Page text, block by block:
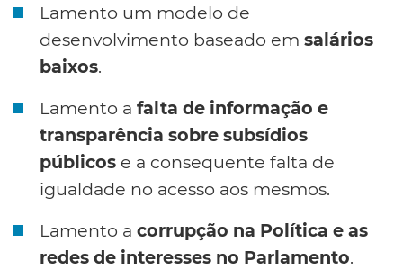
Lamento um modelo de
desenvolvimento baseado em salários
baixos.
Lamento a falta de informação e
transparência sobre subsídios
públicos e a consequente falta de
igualdade no acesso aos mesmos.
Lamento a corrupção na Política e as
redes de interesses no Parlamento.